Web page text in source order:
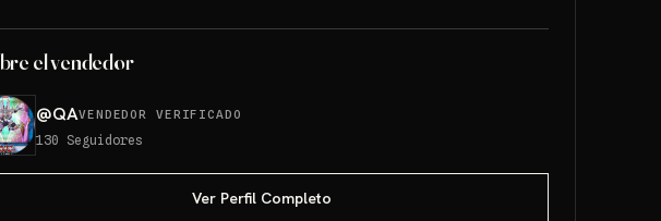
el vendedor
@QAVENDEDOR VERIFICADO
130 Seguidores
Ver Perfil Completo